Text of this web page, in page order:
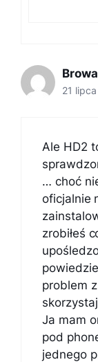
21
Ale HD2
… choć
oficjalnie
zrobiłeś
problem
Ja mam
pod
jednego